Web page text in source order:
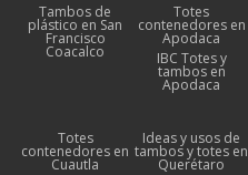
Tambos de
plástico en San
Francisco
Coacalco
Totes
contenedores en
Apodaca
IBC Totes y
tambos en
Apodaca
Totes
contenedores en
Cuautla
Ideas y usos de
tambos y totes en
Querétaro